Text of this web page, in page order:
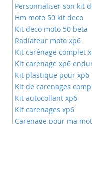
Personnaliser son kit
Hm moto 50 kit deco
Kit deco moto 50 beta
Radiateur moto xp6
Kit carénage complet
Kit carenage xp6
Kit plastique pour xp6
Kit de carenages
Kit autocollant xp6
Kit carenages xp6
Carenage pour ma